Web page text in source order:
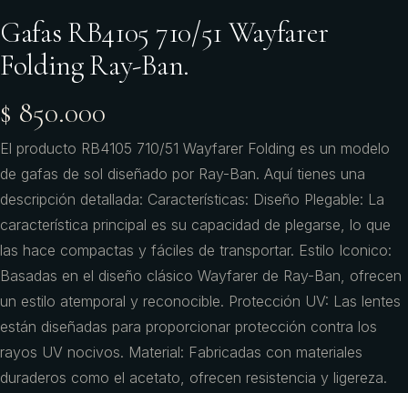
Gafas RB4105 710/51 Wayfarer
Folding Ray-Ban.
$ 850.000
El producto RB4105 710/51 Wayfarer Folding es un modelo
de gafas de sol diseñado por Ray-Ban. Aquí tienes una
descripción detallada: Características: Diseño Plegable: La
característica principal es su capacidad de plegarse, lo que
las hace compactas y fáciles de transportar. Estilo Iconico:
Basadas en el diseño clásico Wayfarer de Ray-Ban, ofrecen
un estilo atemporal y reconocible. Protección UV: Las lentes
están diseñadas para proporcionar protección contra los
rayos UV nocivos. Material: Fabricadas con materiales
duraderos como el acetato, ofrecen resistencia y ligereza.